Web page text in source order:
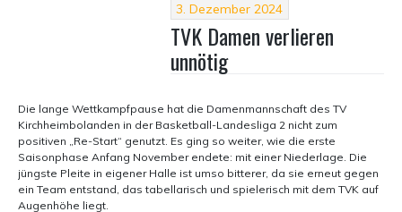
3. Dezember 2024
TVK Damen verlieren
unnötig
Die lange Wettkampfpause hat die Damenmannschaft des TV
Kirchheimbolanden in der Basketball-Landesliga 2 nicht zum
positiven „Re-Start“ genutzt. Es ging so weiter, wie die erste
Saisonphase Anfang November endete: mit einer Niederlage. Die
jüngste Pleite in eigener Halle ist umso bitterer, da sie erneut gegen
ein Team entstand, das tabellarisch und spielerisch mit dem TVK auf
Augenhöhe liegt.